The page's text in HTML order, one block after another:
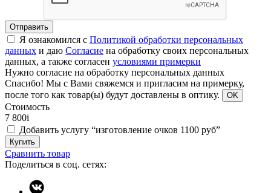
Отправить
Я ознакомился с Политикой обработки персональных
данных и даю Согласие на обработку своих персональных
данных, а также согласен условиями примерки
Нужно согласие на обработку персональных данных
Спасибо! Мы с Вами свяжемся и пригласим на примерку,
после того как товар(ы) будут доставлены в оптику.
OK
Стоимость
7 800i
Добавить услугу “изготовление очков 1100 руб”
Купить
Сравнить товар
Поделиться в соц. сетях: